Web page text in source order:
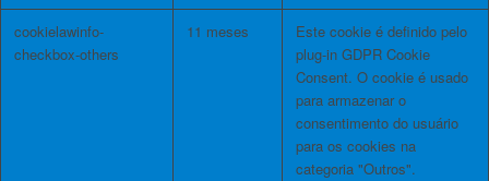
cookielawinfo-
checkbox-others
11 meses
Este cookie é definido pelo
plug-in GDPR Cookie
Consent. O cookie é usado
para armazenar o
consentimento do usuário
para os cookies na
categoria "Outros".